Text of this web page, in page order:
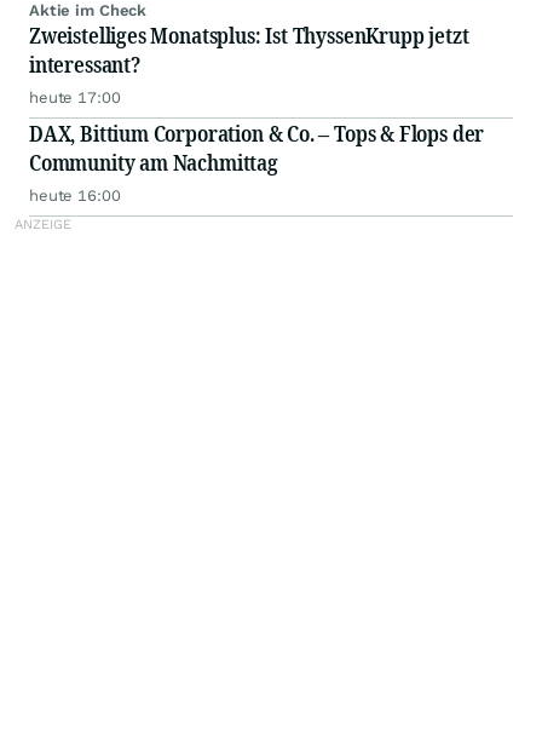
Aktie im Check
Zweistelliges Monatsplus: Ist ThyssenKrupp jetzt
interessant?
heute 17:00
DAX, Bittium Corporation & Co. – Tops & Flops der
Community am Nachmittag
heute 16:00